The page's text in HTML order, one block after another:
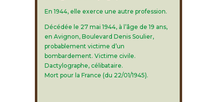
En 1944, elle exerce une autre profession.
Décédée le 27 mai 1944, à l’âge de 19 ans,
en Avignon, Boulevard Denis Soulier,
probablement victime d’un
bombardement. Victime civile.
Dactylographe, célibataire.
Mort pour la France (du 22/01/1945).